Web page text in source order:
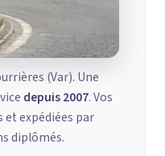
(Var). Une
depuis 2007. Vos
expédiées par
diplômés.